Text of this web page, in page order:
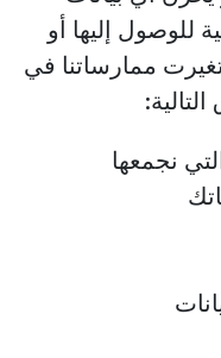
للوصول إليها أو
ممارساتنا في
نجمعها